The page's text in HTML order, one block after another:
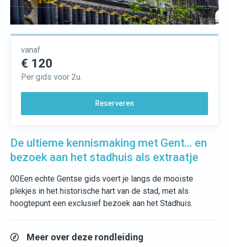
vanaf
€ 120
Per gids voor 2u.
Reserveren
De ultieme kennismaking met Gent... en
bezoek aan het stadhuis als extraatje
00Een echte Gentse gids voert je langs de mooiste
plekjes in het historische hart van de stad, met als
hoogtepunt een exclusief bezoek aan het Stadhuis.
Meer over deze rondleiding